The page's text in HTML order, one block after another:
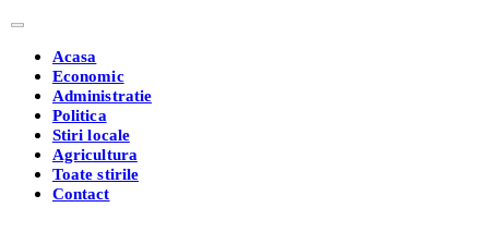
Acasa
Economic
Administratie
Politica
Stiri locale
Agricultura
Toate stirile
Contact